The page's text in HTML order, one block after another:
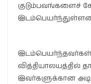
குடும்பவங்களைச்
வித்தியாலயத்தில்
இவர்களுக்கான